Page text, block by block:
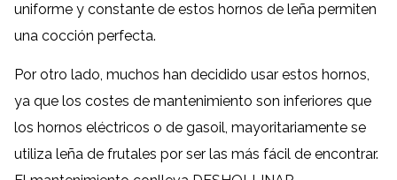
uniforme y constante de estos hornos de leña permiten
una cocción perfecta.
Por otro lado, muchos han decidido usar estos hornos,
ya que los costes de mantenimiento son inferiores que
los hornos eléctricos o de gasoil, mayoritariamente se
utiliza leña de frutales por ser las más fácil de encontrar.